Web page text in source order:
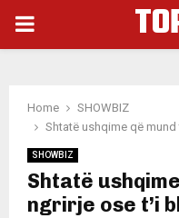
PRIMARY
Home
SHOWBIZ
Shtatë ushqime që mund
SHOWBIZ
Shtatë
ngrirje ose t’i